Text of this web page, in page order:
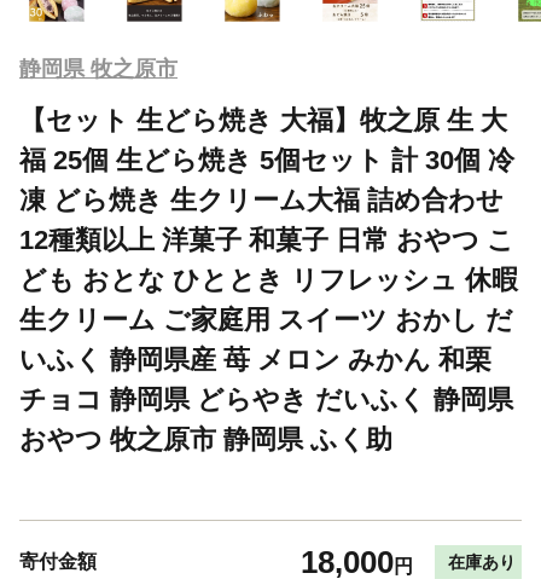
静岡県 牧之原市
【セット 生どら焼き 大福】牧之原 生 大
福 25個 生どら焼き 5個セット 計 30個 冷
凍 どら焼き 生クリーム大福 詰め合わせ
12種類以上 洋菓子 和菓子 日常 おやつ こ
ども おとな ひととき リフレッシュ 休暇
生クリーム ご家庭用 スイーツ おかし だ
いふく 静岡県産 苺 メロン みかん 和栗
チョコ 静岡県 どらやき だいふく 静岡県
おやつ 牧之原市 静岡県 ふく助
寄付金額 18,000円 在庫あり